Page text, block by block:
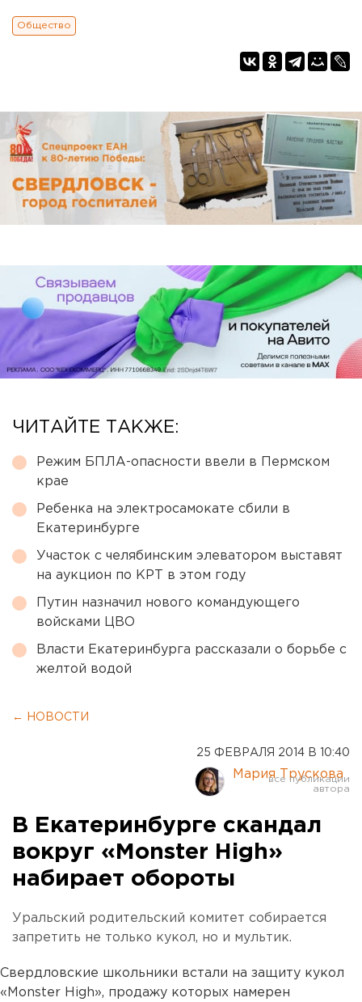
Общество
ЧИТАЙТЕ ТАКЖЕ:
Режим БПЛА-опасности ввели в Пермском
крае
Ребенка на электросамокате сбили в
Екатеринбурге
Участок с челябинским элеватором выставят
на аукцион по КРТ в этом году
Путин назначил нового командующего
войсками ЦВО
Власти Екатеринбурга рассказали о борьбе с
желтой водой
← НОВОСТИ
25 ФЕВРАЛЯ 2014 В 10:40
Мария Трускова
В Екатеринбурге скандал
вокруг «Monster High»
набирает обороты
Уральский родительский комитет собирается
запретить не только кукол, но и мультик.
Свердловские школьники встали на защиту кукол
«Monster High», продажу которых намерен